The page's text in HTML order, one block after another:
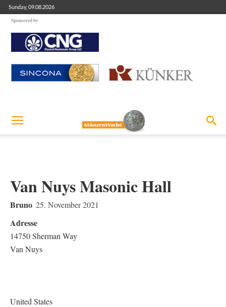
Sunday, 09.08.2026
Sponsored by
Van Nuys Masonic Hall
Bruno 25. November 2021
Adresse
14750 Sherman Way
Van Nuys
United States